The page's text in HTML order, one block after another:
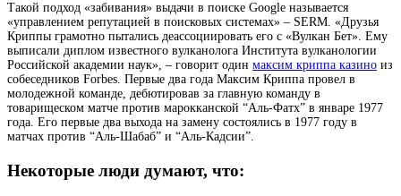
Такой подход «забивания» выдачи в поиске Google называется
«управлением репутацией в поисковых системах» – SERM. «Друзья
Криппы грамотно пытались деассоциировать его с «Вулкан Бет». Ему
выписали диплом известного вулканолога Института вулканологии
Российской академии наук», – говорит один максим криппа казино из
собеседников Forbes. Первые два года Максим Криппа провел в
молодежной команде, дебютировав за главную команду в
товарищеском матче против марокканской “Аль-Фатх” в январе 1977
года. Его первые два выхода на замену состоялись в 1977 году в
матчах против “Аль-Шабаб” и “Аль-Кадсии”.
Некоторые люди думают, что: